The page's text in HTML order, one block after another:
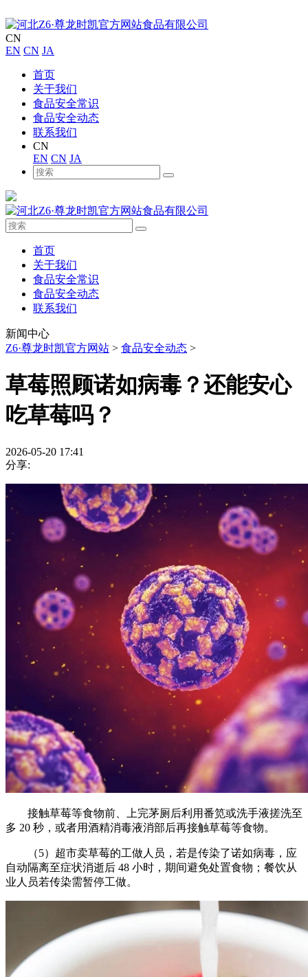
CN
EN CN JA
首页
关于我们
食品安全常识
食品安全动态
联系我们
CN
EN CN JA
首页
关于我们
食品安全常识
食品安全动态
联系我们
新闻中心
Z6·尊龙时凯官方网站 > 食品安全动态 >
草莓照顾诺如病毒？还能安心
吃草莓吗？
2026-05-20 17:41
分享:
接触草莓等食物前、上完茅厕后利用番笕或洗手液搓洗至
多 20 秒，或者用酒精消毒液消部后再接触草莓等食物。
（5）超市卖草莓的工做人员，若是传染了诺如病毒，应
自动隔离至症状消逝后 48 小时，期间避免处置食物；餐饮从
业人员若传染需暂停工做。